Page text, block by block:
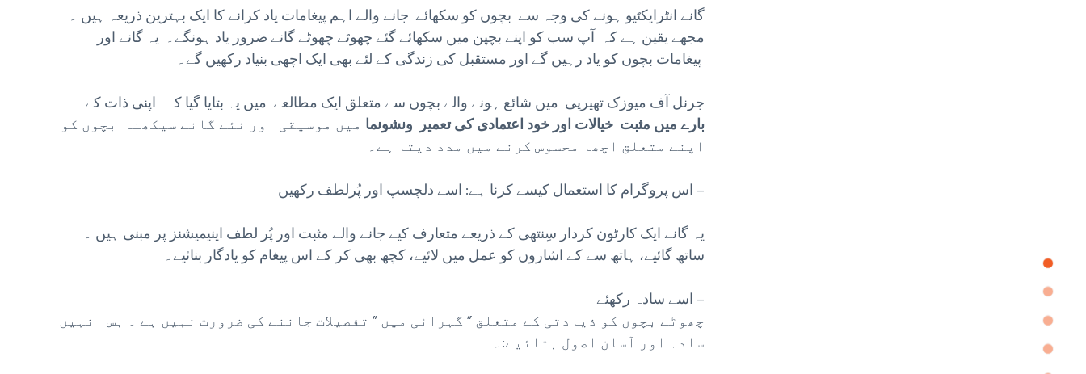
گانے انٹرایکٹیو ہونے کی وجہ سے بچوں کو سکھائے جانے والے اہم پیغامات یاد کرانے کا ایک بہترین ذریعہ ہیں ۔
مجھے یقین ہے کہ آپ سب کو اپنے بچپن میں سکھائے گئے چھوٹے چھوٹے گانے ضرور یاد ہونگے۔ یہ گانے اور
جرنل آف میوزک تھیرپی میں شائع ہونے والے بچوں سے متعلق ایک مطالعے میں یہ بتایا گیا کہ اپنی ذات کے
بارے میں مثبت خیالات اور خود اعتمادی کی تعمیر ونشونما میں موسیقی اور نئے گانے سیکھنا بچوں کو
اپنے متعلق اچھا محسوس کرنے میں مدد دیتا ہے۔
اس پروگرام کا استعمال کیسے کرنا ہے: اسے دلچسپ اور پُرلطف رکھیں –
یہ گانے ایک کارٹون کردار سِنتھی کے ذریعے متعارف کیے جانے والے مثبت اور پُر لطف اینیمیشنز پر مبنی ہیں ۔
ساتھ گائیے، ہاتھ سے کے اشاروں کو عمل میں لائیے، کچھ بھی کر کے اس پیغام کو یادگار بنائیے۔
اسے سادہ رکھئے –
چھوٹے بچوں کو ذیادتی کے متعلق ” گہرائی میں ” تفصیلات جاننے کی ضرورت نہیں ہے ۔ بس انہیں
سادہ اور آسان اصول بتائیے:۔